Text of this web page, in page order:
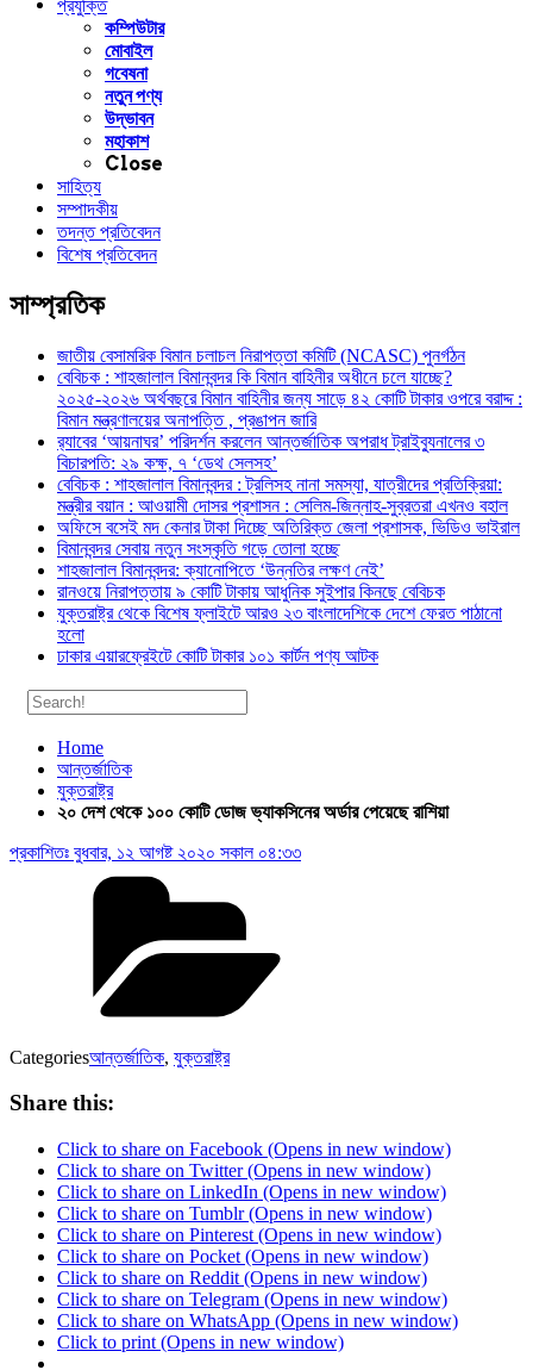
প্রযুক্তি
কম্পিউটার
মোবাইল
গবেষনা
নতুন পণ্য
উদ্ভাবন
মহাকাশ
Close
সাহিত্য
সম্পাদকীয়
তদন্ত প্রতিবেদন
বিশেষ প্রতিবেদন
সাম্প্রতিক
জাতীয় বেসামরিক বিমান চলাচল নিরাপত্তা কমিটি (NCASC) পুনর্গঠন
বেবিচক : শাহজালাল বিমানবন্দর কি বিমান বাহিনীর অধীনে চলে যাচ্ছে?
২০২৫-২০২৬ অর্থবছরে বিমান বাহিনীর জন্য সাড়ে ৪২ কোটি টাকার ওপরে বরাদ্দ :
বিমান মন্ত্রণালয়ের অনাপত্তি , প্রঙাপন জারি
র‍্যাবের ‘আয়নাঘর’ পরিদর্শন করলেন আন্তর্জাতিক অপরাধ ট্রাইব্যুনালের ৩
বিচারপতি: ২৯ কক্ষ, ৭ ‘ডেথ সেলসহ’
বেবিচক : শাহজালাল বিমানবন্দর : ট্রলিসহ নানা সমস্যা, যাত্রীদের প্রতিক্রিয়া:
মন্ত্রীর বয়ান : আওয়ামী দোসর প্রশাসন : সেলিম-জিন্নাহ-সুব্রতরা এখনও বহাল
অফিসে বসেই মদ কেনার টাকা দিচ্ছে অতিরিক্ত জেলা প্রশাসক, ভিডিও ভাইরাল
বিমানবন্দর সেবায় নতুন সংস্কৃতি গড়ে তোলা হচ্ছে
শাহজালাল বিমানবন্দর: ক্যানোপিতে ‘উন্নতির লক্ষণ নেই’
রানওয়ে নিরাপত্তায় ৯ কোটি টাকায় আধুনিক সুইপার কিনছে বেবিচক
যুক্তরাষ্ট্র থেকে বিশেষ ফ্লাইটে আরও ২৩ বাংলাদেশিকে দেশে ফেরত পাঠানো
হলো
ঢাকার এয়ারফ্রেইটে কোটি টাকার ১০১ কার্টন পণ্য আটক
Home
আন্তর্জাতিক
যুক্তরাষ্ট্র
২০ দেশ থেকে ১০০ কোটি ডোজ ভ্যাকসিনের অর্ডার পেয়েছে রাশিয়া
প্রকাশিতঃ বুধবার, ১২ আগষ্ট ২০২০ সকাল ০৪:৩৩
Categoriesআন্তর্জাতিক, যুক্তরাষ্ট্র
Share this:
Click to share on Facebook (Opens in new window)
Click to share on Twitter (Opens in new window)
Click to share on LinkedIn (Opens in new window)
Click to share on Tumblr (Opens in new window)
Click to share on Pinterest (Opens in new window)
Click to share on Pocket (Opens in new window)
Click to share on Reddit (Opens in new window)
Click to share on Telegram (Opens in new window)
Click to share on WhatsApp (Opens in new window)
Click to print (Opens in new window)